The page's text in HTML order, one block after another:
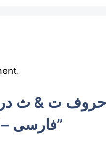
فارسی – آموزش آنلاین زبان فارسی”